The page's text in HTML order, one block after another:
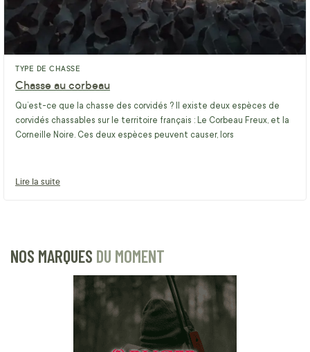
TYPE DE CHASSE
Chasse au corbeau
Qu’est-ce que la chasse des corvidés ? Il existe deux espèces de
corvidés chassables sur le territoire français : Le Corbeau Freux, et la
Corneille Noire. Ces deux espèces peuvent causer, lors
Lire la suite
NOS MARQUES DU MOMENT